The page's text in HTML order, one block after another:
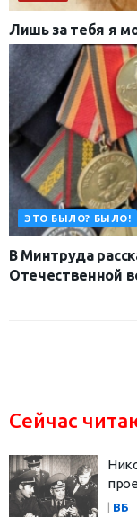
Лишь за тебя я
ЭТО БЫЛО? БЫЛО!
В Минтруда
Отечественной
Сейчас
ВБ